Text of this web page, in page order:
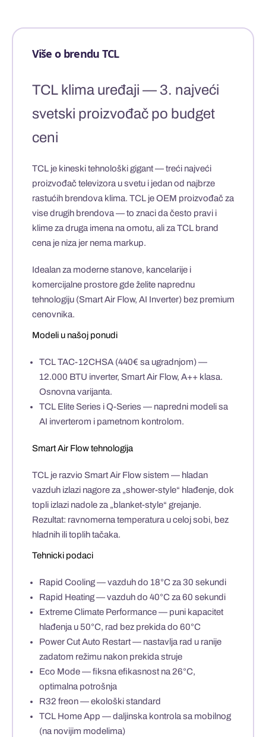
Više o brendu TCL
TCL klima uređaji — 3. najveći
svetski proizvođač po budget
ceni
TCLje kineski tehnološki gigant — treći najveći
proizvođač televizora u svetu i jedan od najbrze
rastućih brendova klima. TCL jeOEM proizvođačza
vise drugih brendova — to znaci da često pravi i
klime za druga imena na omotu, ali za TCL brand
cena je niza jer nema markup.
Idealan za moderne stanove, kancelarije i
komercijalne prostoregde želite naprednu
tehnologiju (Smart Air Flow, AI Inverter) bez premium
cenovnika.
Modeli u našoj ponudi
TCL TAC-12CHSA(440€ sa ugradnjom) —
12.000 BTU inverter, Smart Air Flow, A++ klasa.
Osnovna varijanta.
TCL Elite Series iQ-Series — napredni modeli sa
AI inverterom i pametnom kontrolom.
Smart Air Flow tehnologija
TCL je razvio Smart Air Flowsistem — hladan
vazduh izlazi nagore za „shower-style“ hlađenje, dok
topli izlazi nadole za „blanket-style“ grejanje.
Rezultat: ravnomerna temperatura u celoj sobi, bez
hladnih ili toplih tačaka.
Tehnicki podaci
Rapid Cooling— vazduh do 18°C za 30 sekundi
Rapid Heating— vazduh do 40°C za 60 sekundi
Extreme Climate Performance— puni kapacitet
hlađenja u 50°C, rad bez prekida do 60°C
Power Cut Auto Restart— nastavlja rad u ranije
zadatom režimu nakon prekida struje
Eco Mode— fiksna efikasnost na 26°C,
optimalna potrošnja
R32 freon— ekološki standard
TCL Home App — daljinska kontrola sa mobilnog
(na novijim modelima)